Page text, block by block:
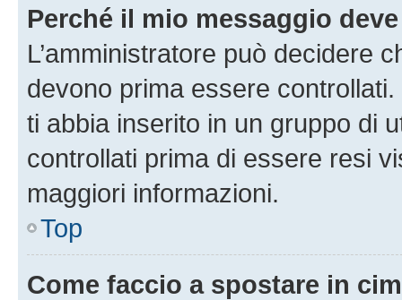
Perché il mio messaggio
L’amministratore può decidere
devono prima essere
ti abbia inserito in un gruppo di
controllati prima di essere resi
maggiori informazioni.
Top
Come faccio a spostare in